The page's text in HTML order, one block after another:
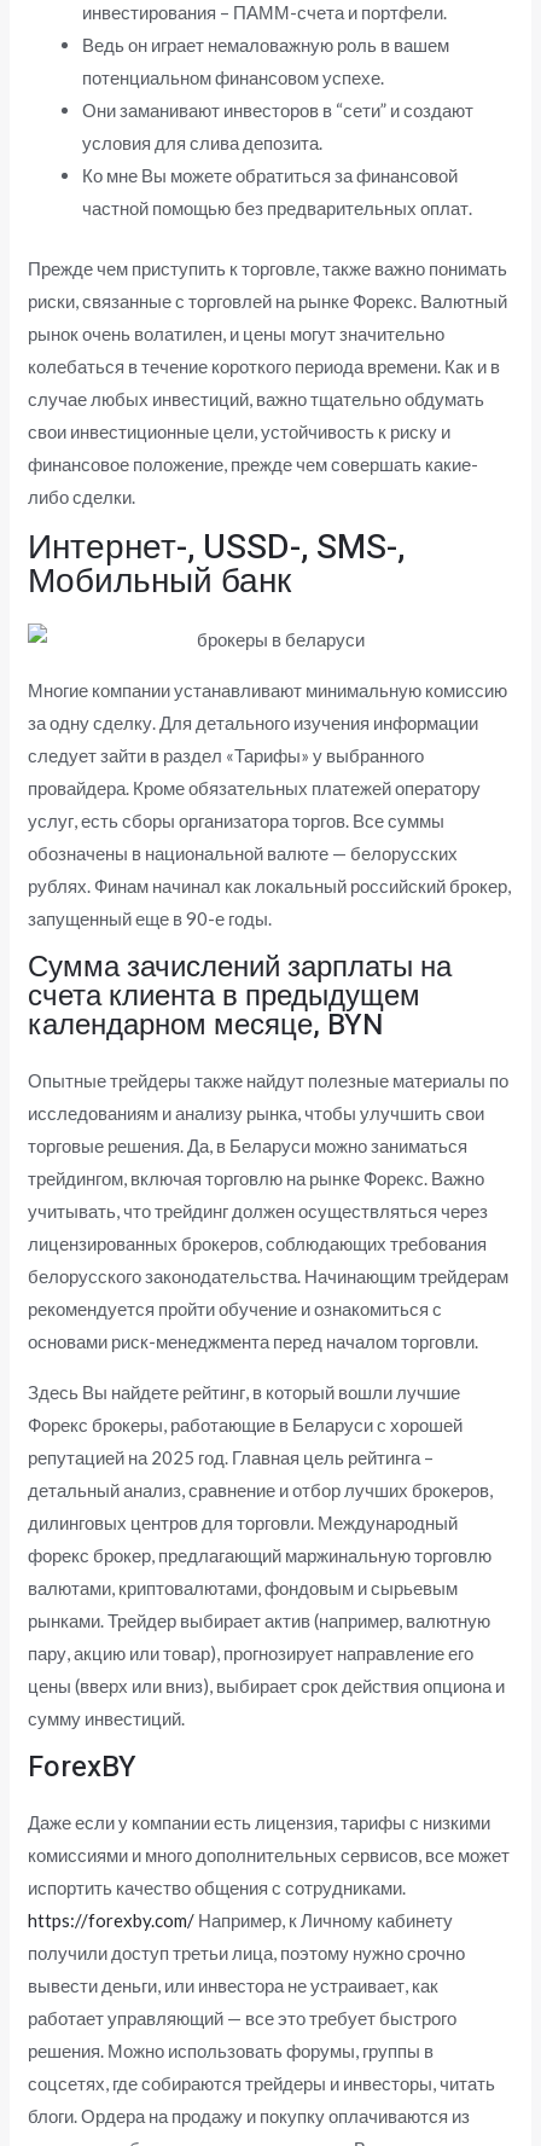
инвестирования – ПАММ-счета и портфели.
Ведь он играет немаловажную роль в вашем
потенциальном финансовом успехе.
Они заманивают инвесторов в “сети” и создают
условия для слива депозита.
Ко мне Вы можете обратиться за финансовой
частной помощью без предварительных оплат.
Прежде чем приступить к торговле, также важно понимать
риски, связанные с торговлей на рынке Форекс. Валютный
рынок очень волатилен, и цены могут значительно
колебаться в течение короткого периода времени. Как и в
случае любых инвестиций, важно тщательно обдумать
свои инвестиционные цели, устойчивость к риску и
финансовое положение, прежде чем совершать какие-
либо сделки.
Интернет-, USSD-, SMS-,
Мобильный банк
Многие компании устанавливают минимальную комиссию
за одну сделку. Для детального изучения информации
следует зайти в раздел «Тарифы» у выбранного
провайдера. Кроме обязательных платежей оператору
услуг, есть сборы организатора торгов. Все суммы
обозначены в национальной валюте — белорусских
рублях. Финам начинал как локальный российский брокер,
запущенный еще в 90-е годы.
Сумма зачислений зарплаты на
счета клиента в предыдущем
календарном месяце, BYN
Опытные трейдеры также найдут полезные материалы по
исследованиям и анализу рынка, чтобы улучшить свои
торговые решения. Да, в Беларуси можно заниматься
трейдингом, включая торговлю на рынке Форекс. Важно
учитывать, что трейдинг должен осуществляться через
лицензированных брокеров, соблюдающих требования
белорусского законодательства. Начинающим трейдерам
рекомендуется пройти обучение и ознакомиться с
основами риск-менеджмента перед началом торговли.
Здесь Вы найдете рейтинг, в который вошли лучшие
Форекс брокеры, работающие в Беларуси с хорошей
репутацией на 2025 год. Главная цель рейтинга –
детальный анализ, сравнение и отбор лучших брокеров,
дилинговых центров для торговли. Международный
форекс брокер, предлагающий маржинальную торговлю
валютами, криптовалютами, фондовым и сырьевым
рынками. Трейдер выбирает актив (например, валютную
пару, акцию или товар), прогнозирует направление его
цены (вверх или вниз), выбирает срок действия опциона и
сумму инвестиций.
ForexBY
Даже если у компании есть лицензия, тарифы с низкими
комиссиями и много дополнительных сервисов, все может
испортить качество общения с сотрудниками.
https://forexby.com/ Например, к Личному кабинету
получили доступ третьи лица, поэтому нужно срочно
вывести деньги, или инвестора не устраивает, как
работает управляющий — все это требует быстрого
решения. Можно использовать форумы, группы в
соцсетях, где собираются трейдеры и инвесторы, читать
блоги. Ордера на продажу и покупку оплачиваются из